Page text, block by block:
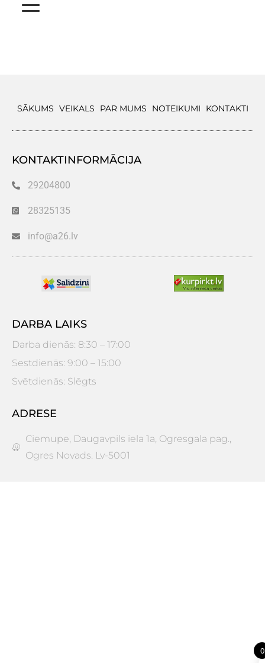
SĀKUMS VEIKALS PAR MUMS NOTEIKUMI KONTAKTI
KONTAKTINFORMĀCIJA
29204800
28325135
info@a26.lv
DARBA LAIKS
Darba dienās: 8:30 – 17:00
Sestdienās: 9:00 – 15:00
Svētdienās: Slēgts
ADRESE
Ciemupe, Daugavpils iela 1a, Ogresgala pag.,
Ogres Novads. Lv-5001
0